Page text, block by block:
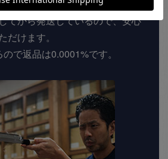
い包丁をお使い頂けます。ま
てから発送しているので、安心
だけます。
で返品は0.0001%です。